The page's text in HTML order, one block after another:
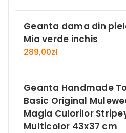
Geanta dama din
Mia verde inchis
289,00zł
Geanta Handmade
Basic Original
Magia Culorilor
Multicolor 43x37 cm